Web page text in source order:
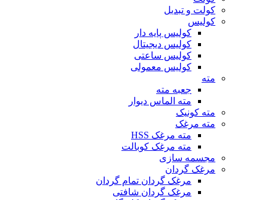
کولت و تبدیل
کولیس
کولیس پایه دار
کولیس دیجیتال
کولیس ساعتی
کولیس معمولی
مته
جعبه مته
مته الماس دیوار
مته کونیک
مته مرغک
مته مرغک HSS
مته مرغک کوبالت
مجسمه سازی
مرغک گردان
مرغک گردان تمام گردان
مرغک گردان شافتی